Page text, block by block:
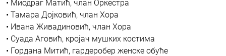
• Миодраг Матић, члан Оркестра
• Тамара Дојковић, члан Хора
• Ивана Живадиновић, члан Хора
• Суада Аговић, кројач мушких костима
• Гордана Митић, гардеробер женске обуће